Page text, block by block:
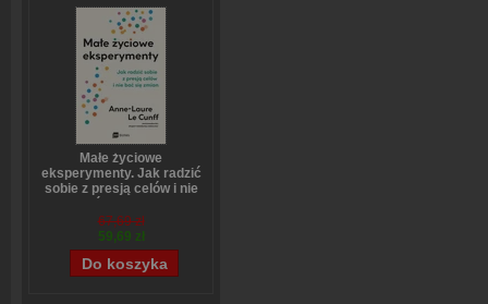
Małe życiowe
eksperymenty. Jak radzić
sobie z presją celów i nie
Anne-Laure LeCunff
67,69 zł
59,69 zł